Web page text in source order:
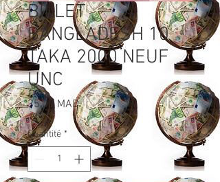
BILLET
BANGLADESH 10
TAKA 2000 NEUF
UNC
35,00 MADPrix
Quantité *